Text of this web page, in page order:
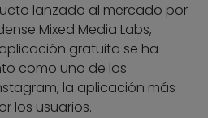
lanzado al mercado por
Mixed Media Labs,
gratuita se ha
como uno de los
la aplicación más
los usuarios.